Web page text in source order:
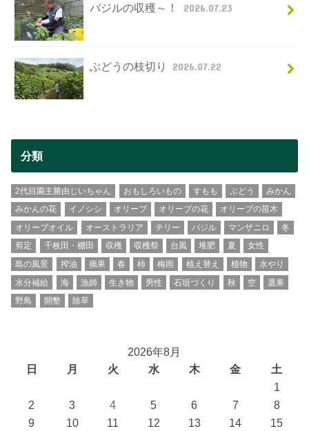
バジルの収穫～！ 2026.07.23
ぶどうの枝切り 2026.07.22
分類
2代目園主勝由じいちゃん おもしろいもの すもも ぶどう
みかん
みかんの花
イノシシ オリーブ オリーブの花
オリーブの苗木
オリーブオイル
オーストラリア テリー バジル マンザニロ
冬
剪定
千枚田・棚田 収穫 収穫祭 台風 堆肥 夏
女性
島の風景
搾油 摘果 春 柿 梅雨 植え替え 植物
水やり
水分補給
海 漁師 生き物 男性 石垣づくり 秋 空
選果
野鳥
開墾 除草
2026年8月
日
月 火 水 木 金 土
1
2
3 4 5 6 7
8
9
10 11 12 13 14
15